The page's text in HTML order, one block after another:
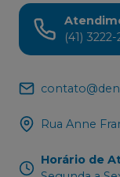
(41)
Rua Anne
Horário de